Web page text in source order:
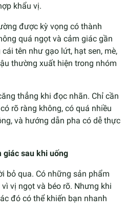
khẩu vị.
được kỳ vọng có thành
quá ngọt và cảm giác gần
tên như gạo lứt, hạt sen, mè,
thường xuất hiện trong nhóm
thẳng khi đọc nhãn. Chỉ cần
rõ ràng không, có quá nhiều
và hướng dẫn pha có dễ thực
giác sau khi uống
bỏ qua. Có những sản phẩm
vị ngọt và béo rõ. Nhưng khi
đó có thể khiến bạn nhanh